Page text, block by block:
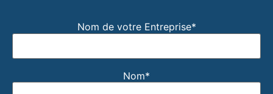
Nom de votre Entreprise*
Nom*